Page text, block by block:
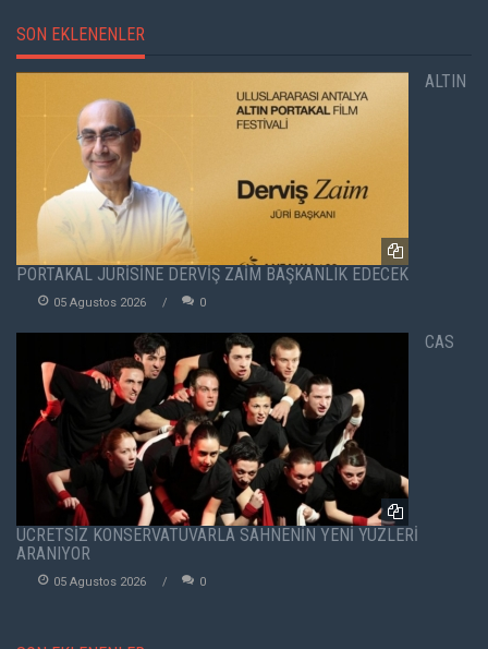
SON EKLENENLER
ALTIN
PORTAKAL JÜRİSİNE DERVİŞ ZAİM BAŞKANLIK EDECEK
05 Agustos 2026 0
CAS
ÜCRETSİZ KONSERVATUVARLA SAHNENİN YENİ YÜZLERİ
ARANIYOR
05 Agustos 2026 0